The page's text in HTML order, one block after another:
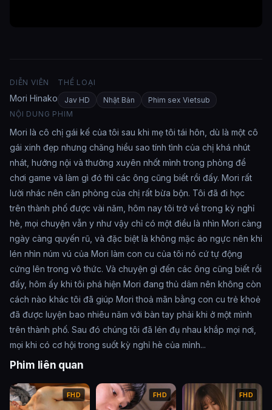
DIỄN VIÊN
Mori Hinako
THỂ LOẠI
Jav HD
Nhật Bản
Phim sex Vietsub
NỘI DUNG PHIM
Mori là cô chị gái kế của tôi sau khi mẹ tôi tái hôn, dù là một cô
gái xinh đẹp nhưng chăng hiểu sao tính tình của chị khá nhút
nhát, hướng nội và thường xuyên nhốt mình trong phòng để
chơi game và làm gì đó thì các ông cũng biết rồi đấy. Mori rất
lười nhác nên căn phòng của chị rất bừa bộn. Tôi đã đi học
trên thành phố được vài năm, hôm nay tôi trở về trong kỳ nghỉ
hè, mọi chuyện vẫn y như vậy chỉ có một điều là nhìn Mori càng
ngày càng quyến rũ, và đặc biệt là không mặc áo ngực nên khi
lén nhìn núm vú của Mori làm con cu của tôi nó cứ tự động
cứng lên trong vô thức. Và chuyện gì đến các ông cũng biết rồi
đấy, hôm ấy khi tôi phá hiện Mori đang thủ dâm nên không còn
cách nào khác tôi đã giúp Mori thoả mãn bằng con cu trẻ khoẻ
đã được luyện bao nhiêu năm với bàn tay phải khi ở một mình
trên thành phố. Sau đó chúng tôi đã lén đụ nhau khắp mọi nơi,
mọi khi có cơ hội trong suốt kỳ nghỉ hè của mình...
Phim liên quan
FHD FHD FHD